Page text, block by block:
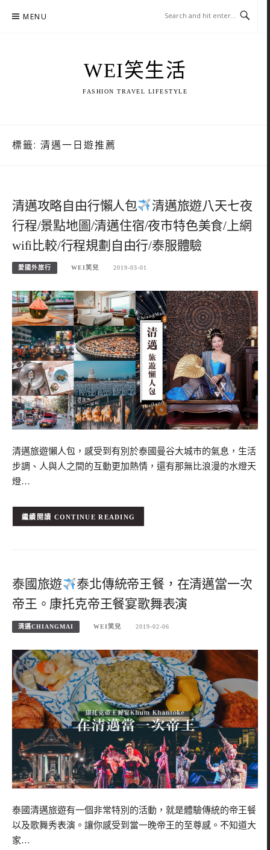
MENU
WEI笑生活
FASHION TRAVEL LIFESTYLE
標籤: 清邁一日遊推薦
清邁攻略自由行懶人包
清邁旅遊八天七夜
行程/景點地圖/清邁住宿/夜市特色美食/上網
wifi比較/行程規劃自由行/泰服體驗
愛國外旅行 WEI笑兒 2019-03-01
清邁旅遊懶人包，感受到有別於泰國曼谷大城市的氣息，生活
步調、人與人之間的互動更加熱情，還有那無比浪漫的水燈天
燈…
CONTINUE READING
泰國旅遊
泰北傳統帝王餐，在清邁當一次
帝王。康托克帝王餐宴歌舞表演
清邁CHIANGMAI WEI笑兒 2019-02-06
泰國清邁旅遊有一個非常特別的活動，就是體驗傳統的帝王餐
以及歌舞秀表演。讓你感受到當一晚帝王的至尊感。不知道大
家…